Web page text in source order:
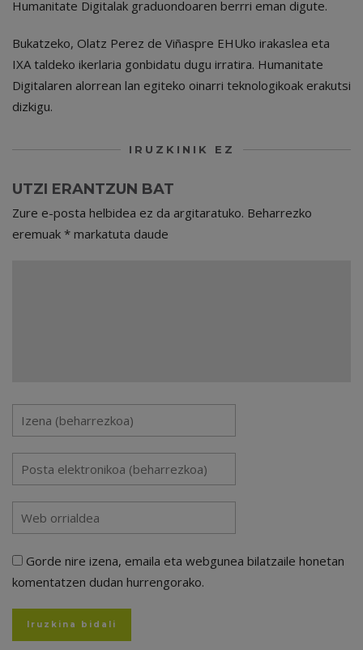
Humanitate Digitalak graduondoaren berrri eman digute.
Bukatzeko, Olatz Perez de Viñaspre EHUko irakaslea eta
IXA taldeko ikerlaria gonbidatu dugu irratira. Humanitate
Digitalaren alorrean lan egiteko oinarri teknologikoak erakutsi
dizkigu.
IRUZKINIK EZ
UTZI ERANTZUN BAT
Zure e-posta helbidea ez da argitaratuko. Beharrezko
eremuak * markatuta daude
Gorde nire izena, emaila eta webgunea bilatzaile honetan
komentatzen dudan hurrengorako.